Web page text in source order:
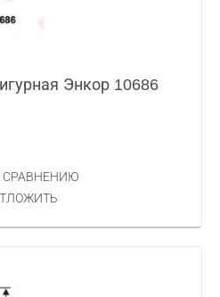
Энкор 10686
СРАВНЕНИЮ